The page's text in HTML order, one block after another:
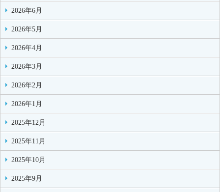
2026年6月
2026年5月
2026年4月
2026年3月
2026年2月
2026年1月
2025年12月
2025年11月
2025年10月
2025年9月